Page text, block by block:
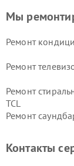
Мы
Ремонт
Ремонт
Ремонт
TCL
Ремонт
Контакты